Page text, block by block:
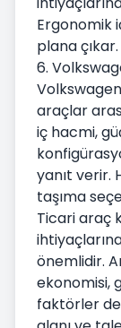
Ergonomik
plana çıkar.
6.
araçlar
iç hacmi,
yanıt verir.
taşıma
Ticari araç
önemlidir.
ekonomisi,
faktörler